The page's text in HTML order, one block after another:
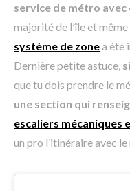
service de métro avec
majorité de l’île et
système de zonea été
Dernière petite astuce,
que tu dois prendre le
une section qui
escaliers mécaniques
un pro l’itinéraire avec